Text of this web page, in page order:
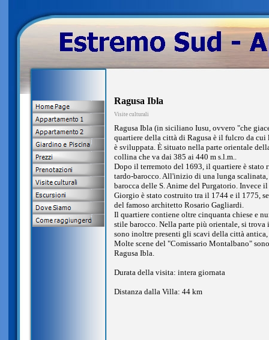
Ragusa Ibla
Visite culturali
Ragusa Ibla (in siciliano Iusu, ovvero "che
quartiere della città di Ragusa è il fulcro da cui
è sviluppata. È situato nella parte orientale
collina che va dai 385 ai 440 m s.l.m..
Dopo il terremoto del 1693, il quartiere è stato
tardo-barocco. All'inizio di una lunga scalinata,
barocca delle S. Anime del Purgatorio. Invece
Giorgio è stato costruito tra il 1744 e il 1775,
del famoso architetto Rosario Gagliardi.
Il quartiere contiene oltre cinquanta chiese e
stile barocco. Nella parte più orientale, si
sono inoltre presenti gli scavi della città antica,
Molte scene del "Comissario Montalbano"
Ragusa Ibla.
Durata della visita: intera giornata
Distanza dalla Villa: 44 km